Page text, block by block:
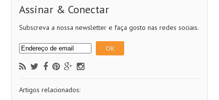
Assinar & Conectar
Subscreva a nossa newsletter e faça gosto nas redes sociais.
Artigos relacionados: